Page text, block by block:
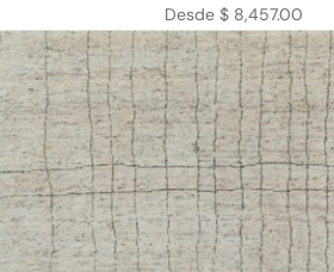
Precio de oferta
Desde $ 8,457.00